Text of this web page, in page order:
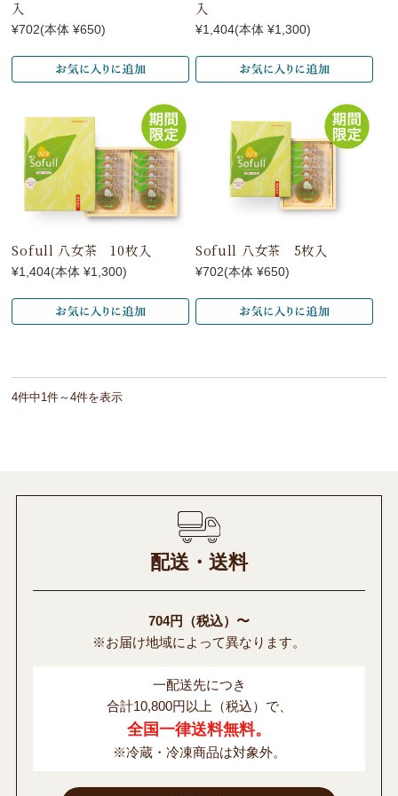
入
¥702(本体 ¥650)
入
¥1,404(本体 ¥1,300)
Sofull 八女茶 10枚入
¥1,404(本体 ¥1,300)
Sofull 八女茶 5枚入
¥702(本体 ¥650)
4件中1件～4件を表示
配送・送料
704円（税込）〜
※お届け地域によって異なります。
一配送先につき
合計10,800円以上（税込）で、
全国一律送料無料。
※冷蔵・冷凍商品は対象外。